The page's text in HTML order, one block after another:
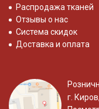
Распродажа тканей
Отзывы о нас
Система скидок
Доставка и оплата
г.